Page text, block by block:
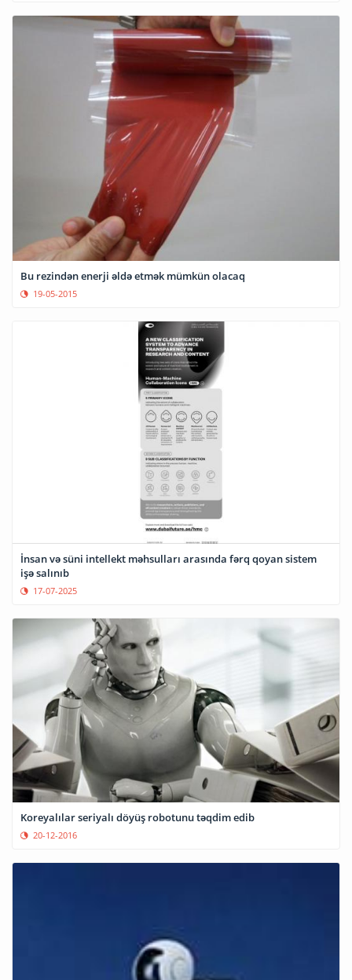
Bu rezindən enerji əldə etmək mümkün olacaq
19-05-2015
İnsan və süni intellekt məhsulları arasında fərq qoyan sistem
işə salınıb
17-07-2025
Koreyalılar seriyalı döyüş robotunu təqdim edib
20-12-2016